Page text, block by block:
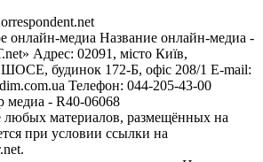
онлайн-медиа Название онлайн-медиа -
Адрес: 02091, місто Київ,
будинок 172-Б, офіс 208/1 E-mail:
Телефон: 044-205-43-00
медиа - R40-06068
любых материалов, размещённых на
при условии ссылки на